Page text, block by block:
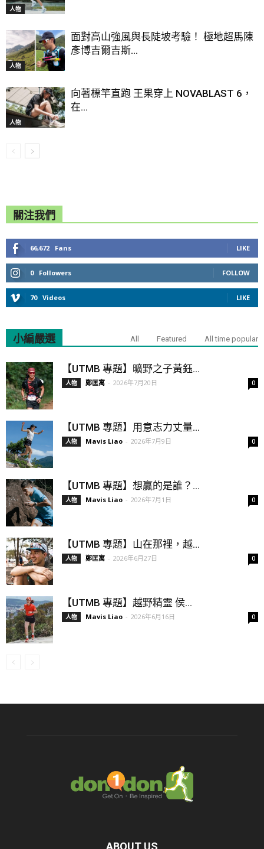
人物
人物
面對高山強風與長陡坡考驗！ 極地超馬陳
彥博吉爾吉斯...
人物
向著標竿直跑 王果穿上 NOVABLAST 6，
在...
關注我們
66,672 Fans LIKE
0 Followers FOLLOW
70 Videos LIKE
小編嚴選 All Featured All time popular
【UTMB 專題】曠野之子黃鈺...
人物 鄭匡寓 - 2026年7月20日 0
【UTMB 專題】用意志力丈量...
人物 Mavis Liao - 2026年7月9日 0
【UTMB 專題】想贏的是誰？...
人物 Mavis Liao - 2026年7月1日 0
【UTMB 專題】山在那裡，越...
人物 鄭匡寓 - 2026年6月27日 0
【UTMB 專題】越野精靈 侯...
人物 Mavis Liao - 2026年6月16日 0
ABOUT US